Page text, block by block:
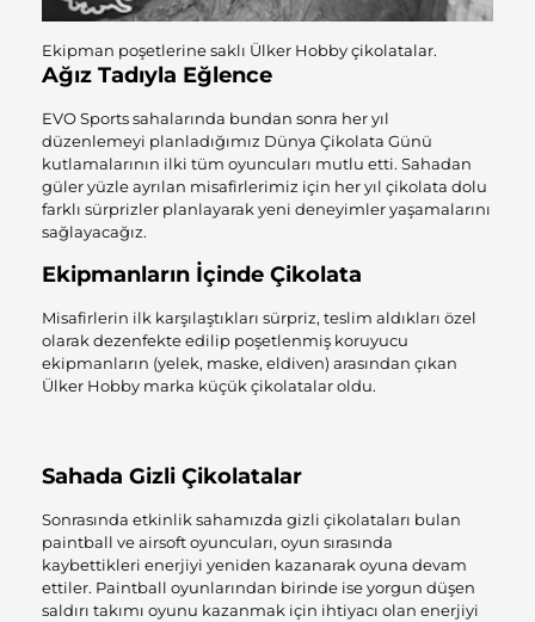
Ekipman poşetlerine saklı Ülker Hobby çikolatalar.
Ağız Tadıyla Eğlence
EVO Sports sahalarında bundan sonra her yıl
düzenlemeyi planladığımız Dünya Çikolata Günü
kutlamalarının ilki tüm oyuncuları mutlu etti. Sahadan
güler yüzle ayrılan misafirlerimiz için her yıl çikolata dolu
farklı sürprizler planlayarak yeni deneyimler yaşamalarını
sağlayacağız.
Ekipmanların İçinde Çikolata
Misafirlerin ilk karşılaştıkları sürpriz, teslim aldıkları özel
olarak dezenfekte edilip poşetlenmiş koruyucu
ekipmanların (yelek, maske, eldiven) arasından çıkan
Ülker Hobby marka küçük çikolatalar oldu.
Sahada Gizli Çikolatalar
Sonrasında etkinlik sahamızda gizli çikolataları bulan
paintball ve airsoft oyuncuları, oyun sırasında
kaybettikleri enerjiyi yeniden kazanarak oyuna devam
ettiler. Paintball oyunlarından birinde ise yorgun düşen
saldırı takımı oyunu kazanmak için ihtiyacı olan enerjiyi